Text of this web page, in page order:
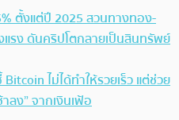
ตั้งแต่ปี 2025 สวนทางทอง-
รง ดันคริปโตกลายเป็นสินทรัพย์
ไม่ได้ทำให้รวยเร็ว แต่ช่วย
ลง” จากเงินเฟ้อ